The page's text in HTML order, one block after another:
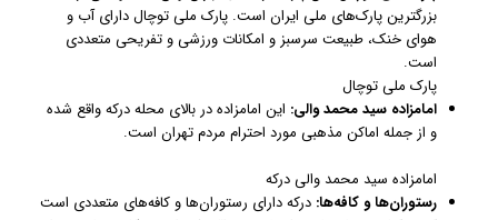
بزرگترین پارک‌های ملی ایران است. پارک ملی توچال دارای آب و
هوای خنک، طبیعت سرسبز و امکانات ورزشی و تفریحی متعددی
است.
پارک ملی توچال
امامزاده سید محمد والی: این امامزاده در بالای محله درکه واقع شده
و از جمله اماکن مذهبی مورد احترام مردم تهران است.
امامزاده سید محمد والی درکه
رستوران‌ها و کافه‌ها: درکه دارای رستوران‌ها و کافه‌های متعددی است